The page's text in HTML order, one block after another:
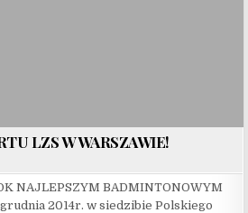
LZS W WARSZAWIE!
NAJLEPSZYM BADMINTONOWYM
2014r. w siedzibie Polskiego